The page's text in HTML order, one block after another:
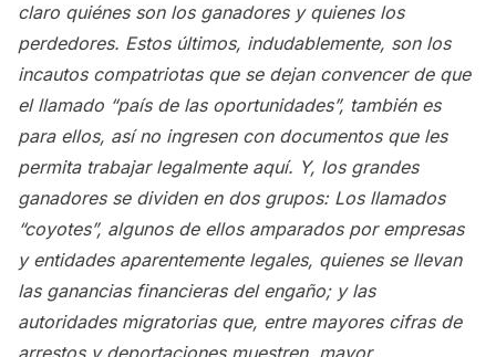
claro quiénes son los ganadores y quienes los
perdedores. Estos últimos, indudablemente, son los
incautos compatriotas que se dejan convencer de que
el llamado “país de las oportunidades”, también es
para ellos, así no ingresen con documentos que les
permita trabajar legalmente aquí. Y, los grandes
ganadores se dividen en dos grupos: Los llamados
“coyotes”, algunos de ellos amparados por empresas
y entidades aparentemente legales, quienes se llevan
las ganancias financieras del engaño; y las
autoridades migratorias que, entre mayores cifras de
arrestos y deportaciones muestren, mayor